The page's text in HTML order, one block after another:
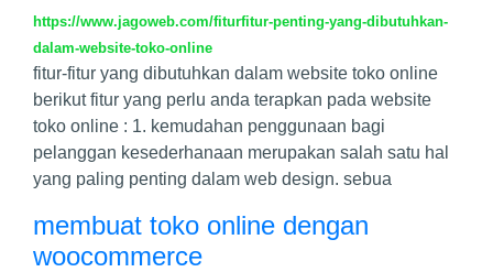
https://www.jagoweb.com/fiturfitur-penting-yang-dibutuhkan-
dalam-website-toko-online
fitur-fitur yang dibutuhkan dalam website toko online
berikut fitur yang perlu anda terapkan pada website
toko online : 1. kemudahan penggunaan bagi
pelanggan kesederhanaan merupakan salah satu hal
yang paling penting dalam web design. sebua
membuat toko online dengan
woocommerce